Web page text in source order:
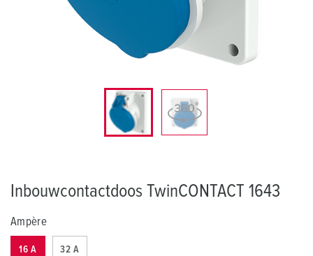
Inbouwcontactdoos TwinCONTACT 1643
Ampère
16 A 32 A